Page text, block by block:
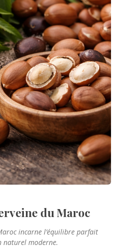
du Maroc
incarne l’équilibre parfait
moderne.